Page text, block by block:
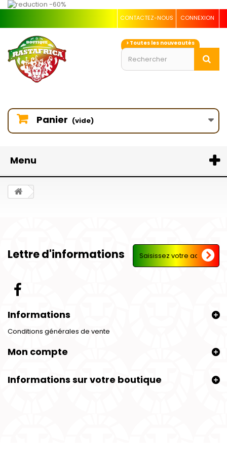
CONNEXION
CONTACTEZ-NOUS
> Toutes les nouveautés
Panier (vide)
Menu
Lettre d'informations
Informations
Conditions générales de vente
Mon compte
Informations sur votre boutique